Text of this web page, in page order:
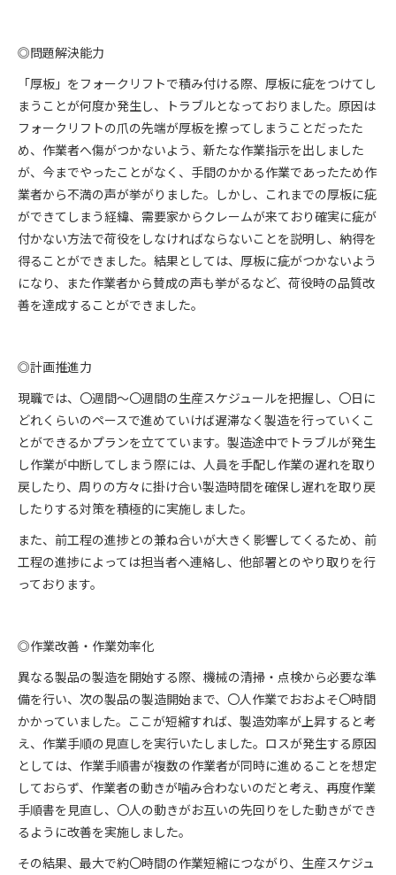
◎問題解決能力
「厚板」をフォークリフトで積み付ける際、厚板に疵をつけてし
まうことが何度か発生し、トラブルとなっておりました。原因は
フォークリフトの爪の先端が厚板を擦ってしまうことだったた
め、作業者へ傷がつかないよう、新たな作業指示を出しました
が、今までやったことがなく、手間のかかる作業であったため作
業者から不満の声が挙がりました。しかし、これまでの厚板に疵
ができてしまう経緯、需要家からクレームが来ており確実に疵が
付かない方法で荷役をしなければならないことを説明し、納得を
得ることができました。結果としては、厚板に疵がつかないよう
になり、また作業者から賛成の声も挙がるなど、荷役時の品質改
善を達成することができました。
◎計画推進力
現職では、〇週間〜〇週間の生産スケジュールを把握し、〇日に
どれくらいのペースで進めていけば遅滞なく製造を行っていくこ
とができるかプランを立てています。製造途中でトラブルが発生
し作業が中断してしまう際には、人員を手配し作業の遅れを取り
戻したり、周りの方々に掛け合い製造時間を確保し遅れを取り戻
したりする対策を積極的に実施しました。
また、前工程の進捗との兼ね合いが大きく影響してくるため、前
工程の進捗によっては担当者へ連絡し、他部署とのやり取りを行
っております。
◎作業改善・作業効率化
異なる製品の製造を開始する際、機械の清掃・点検から必要な準
備を行い、次の製品の製造開始まで、〇人作業でおおよそ〇時間
かかっていました。ここが短縮すれば、製造効率が上昇すると考
え、作業手順の見直しを実行いたしました。ロスが発生する原因
としては、作業手順書が複数の作業者が同時に進めることを想定
しておらず、作業者の動きが噛み合わないのだと考え、再度作業
手順書を見直し、〇人の動きがお互いの先回りをした動きができ
るように改善を実施しました。
その結果、最大で約〇時間の作業短縮につながり、生産スケジュ